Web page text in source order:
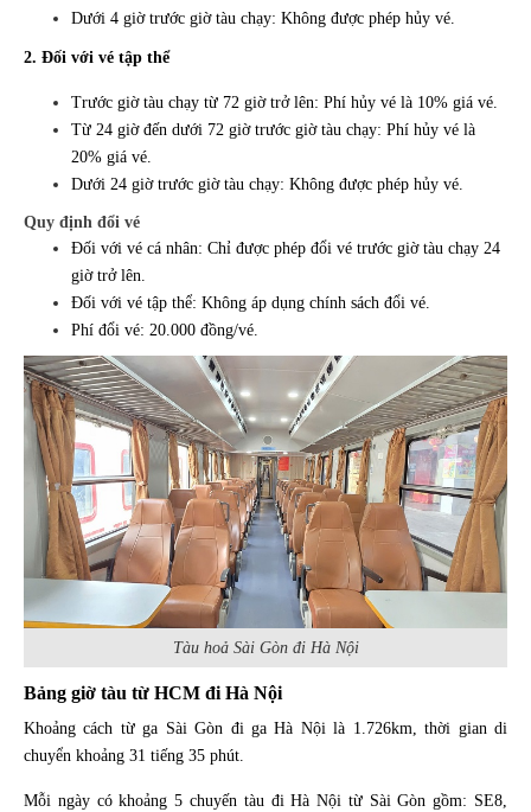
Dưới 4 giờ trước giờ tàu chạy: Không được phép hủy vé.
2. Đối với vé tập thể
Trước giờ tàu chạy từ 72 giờ trở lên: Phí hủy vé là 10% giá vé.
Từ 24 giờ đến dưới 72 giờ trước giờ tàu chạy: Phí hủy vé là
20% giá vé.
Dưới 24 giờ trước giờ tàu chạy: Không được phép hủy vé.
Quy định đổi vé
Đối với vé cá nhân: Chỉ được phép đổi vé trước giờ tàu chạy 24
giờ trở lên.
Đối với vé tập thể: Không áp dụng chính sách đổi vé.
Phí đổi vé: 20.000 đồng/vé.
Tàu hoả Sài Gòn đi Hà Nội
Bảng giờ tàu từ HCM đi Hà Nội
Khoảng cách từ ga Sài Gòn đi ga Hà Nội là 1.726km, thời gian di
chuyển khoảng 31 tiếng 35 phút.
Mỗi ngày có khoảng 5 chuyến tàu đi Hà Nội từ Sài Gòn gồm: SE8,